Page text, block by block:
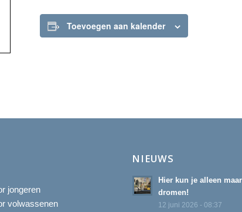
Toevoegen aan kalender
jongeren
volwassenen
NIEUWS
Hier kun je alleen
dromen!
12 juni 2026 - 08:37